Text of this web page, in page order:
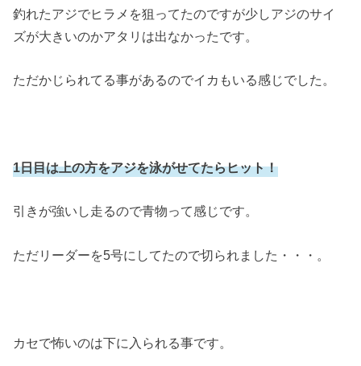
釣れたアジでヒラメを狙ってたのですが少しアジのサイ
ズが大きいのかアタリは出なかったです。
ただかじられてる事があるのでイカもいる感じでした。
1日目は上の方をアジを泳がせてたらヒット！
引きが強いし走るので青物って感じです。
ただリーダーを5号にしてたので切られました・・・。
カセで怖いのは下に入られる事です。